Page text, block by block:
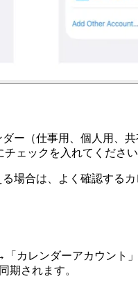
ー（仕事用、個人用、
ェックを入れてくださ
場合は、よく確認する
カレンダーアカウント
期されます。